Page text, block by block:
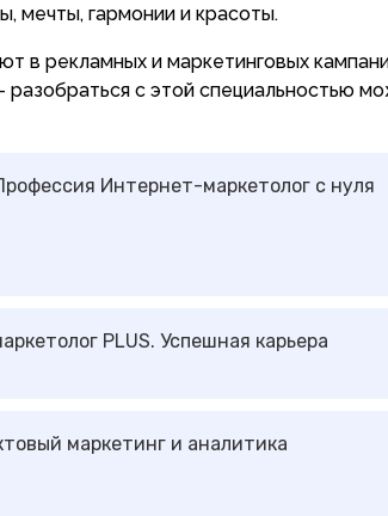
мечты, гармонии и красоты.
в рекламных и маркетинговых
с этой специальностью
Интернет-маркетолог с нуля
PLUS. Успешная карьера
маркетинг и аналитика